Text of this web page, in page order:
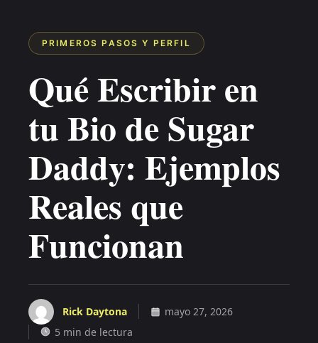
PRIMEROS PASOS Y PERFIL
Qué Escribir en
tu Bio de Sugar
Daddy: Ejemplos
Reales que
Funcionan
Rick Daytona
mayo 27, 2026
5 min de lectura